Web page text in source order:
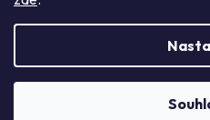
NEZÁVAZNÁ POPTÁVKA